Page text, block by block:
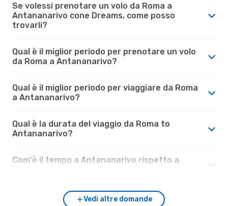
Se volessi prenotare un volo da Roma a
Antananarivo cone Dreams, come posso
trovarli?
Qual è il miglior periodo per prenotare un volo
da Roma a Antananarivo?
Qual è il miglior periodo per viaggiare da Roma
a Antananarivo?
Qual è la durata del viaggio da Roma to
Antananarivo?
Com'è il tempo a Antananarivo rispetto a
Vedi altre domande